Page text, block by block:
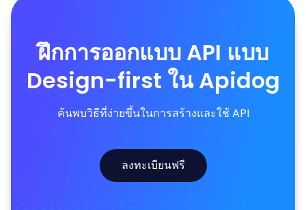
ฝึกการออกแบบ API แบบ
Design-first ใน Apidog
ค้นพบวิธีที่ง่ายขึ้นในการสร้างและใช้ API
ลงทะเบียนฟรี